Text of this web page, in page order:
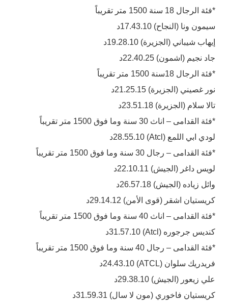
*فئة الرجال 18 سنة 1500 متر تقريباً
سيمون ونا (النجاح) 17.43.10د
إيهاب شيباني (الجزيرة) 19.28.10د
جاد نجيم (اشمون) 22.40.25د
*فئة الرجال 18سنة 1500 متر تقريباً
نور غصيني (الجزيرة) 21.25.15د
تالا سلام (الجزيرة) 23.51.18د
*فئة القدامى – اناث 30 سنة وما فوق 1500 متر تقريباً
لودي ابي اللمع (Atcl) 28.55.10د
*فئة القدامى – رجال 30 سنة وما فوق 1500 متر تقريباً
لويس داغر (الجيش) 22.10.11د
وائل زياده (الجيش) 26.57.18د
كريستيان اشقر (قوى الأمن) 29.14.12د
*فئة القدامى – اناث 40 سنة وما فوق 1500 متر تقريباً
كنديس جرجوره (Atcl) 31.57.10د
*فئة القدامى – رجال 40 سنة وما فوق 1500 متر تقريباً
فريدريك سلوان (ATCL) 24.43.10د
علي زيعور (الجيش) 29.38.10د
كريستيان فاخوري (مون لا سال) 31.59.31د